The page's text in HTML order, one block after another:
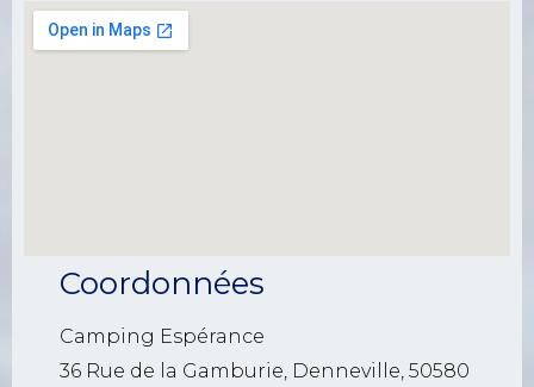
Coordonnées
Camping Espérance
36 Rue de la Gamburie, Denneville, 50580